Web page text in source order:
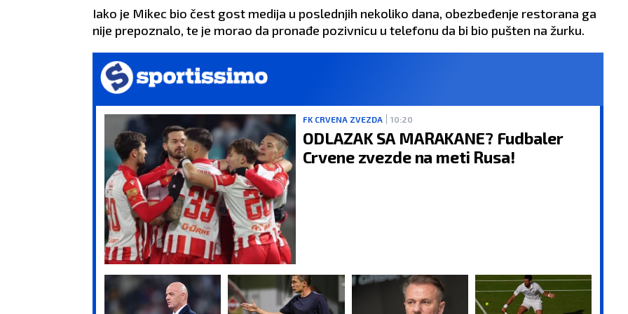
Iako je Mikec bio čest gost medija u poslednjih nekoliko dana, obezbeđenje restorana ga
nije prepoznalo, te je morao da pronađe pozivnicu u telefonu da bi bio pušten na žurku.
FK CRVENA ZVEZDA 10:20
ODLAZAK SA MARAKANE? Fudbaler
Crvene zvezde na meti Rusa!